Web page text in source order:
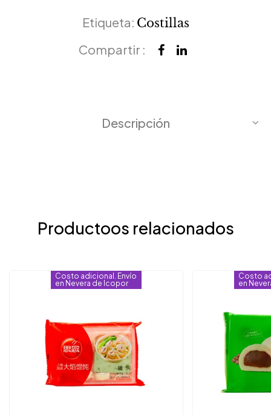
Etiqueta: Costillas
Compartir :
Descripción
Productoos relacionados
Costo adicional. Envío
en Nevera de Icopor
Costo
en